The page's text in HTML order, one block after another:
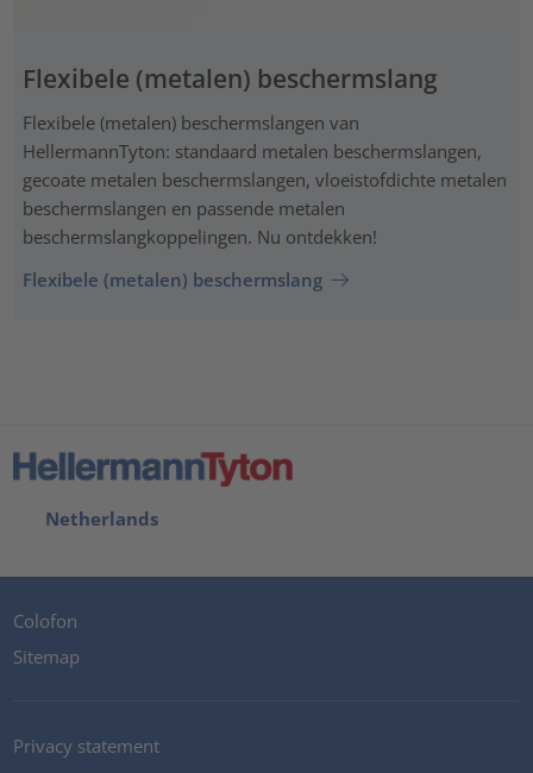
Flexibele (metalen) beschermslang
Flexibele (metalen) beschermslangen van
HellermannTyton: standaard metalen beschermslangen,
gecoate metalen beschermslangen, vloeistofdichte metalen
beschermslangen en passende metalen
beschermslangkoppelingen. Nu ontdekken!
Flexibele (metalen) beschermslang
Netherlands
Colofon
Sitemap
Privacy statement